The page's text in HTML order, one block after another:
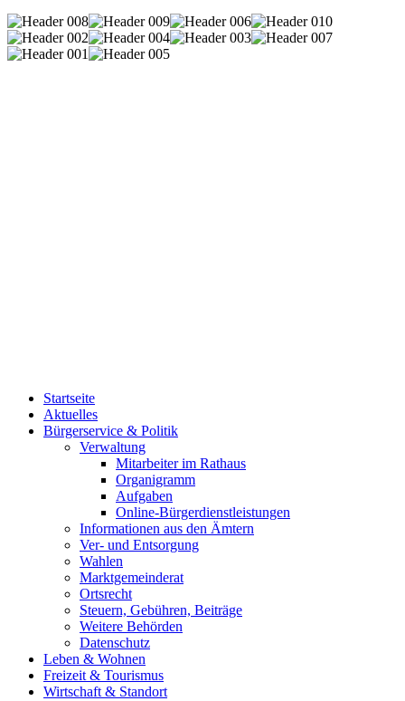
Startseite
Aktuelles
Bürgerservice & Politik
Verwaltung
Mitarbeiter im Rathaus
Organigramm
Aufgaben
Online-Bürgerdienstleistungen
Informationen aus den Ämtern
Ver- und Entsorgung
Wahlen
Marktgemeinderat
Ortsrecht
Steuern, Gebühren, Beiträge
Weitere Behörden
Datenschutz
Leben & Wohnen
Freizeit & Tourismus
Wirtschaft & Standort